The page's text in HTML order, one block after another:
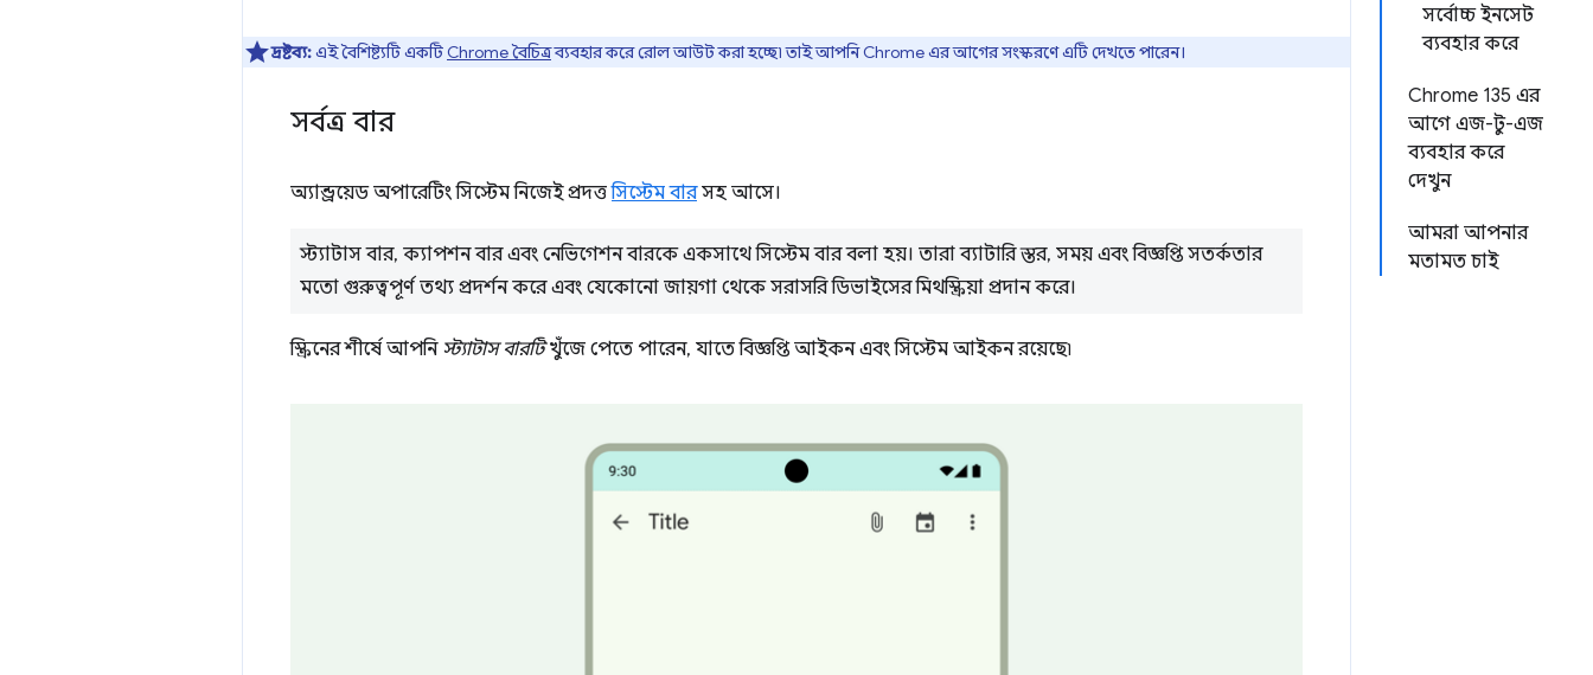
সর্বোচ্চ ইনসেট
ব্যবহার করে
Chrome 135 এর
আগে এজ-টু-এজ
ব্যবহার করে
দেখুন
আমরা আপনার
মতামত চাই
দ্রষ্টব্য:এই বৈশিষ্ট্যটি একটি Chrome বৈচিত্রব্যবহার করে রোল আউট করা হচ্ছে৷ তাই আপনি Chrome এর আগের সংস্করণে এটি দেখতে পারেন।
সর্বত্র বার
অ্যান্ড্রয়েড অপারেটিং সিস্টেম নিজেই প্রদত্তসিস্টেম বারসহ আসে।
স্ট্যাটাস বার, ক্যাপশন বার এবং নেভিগেশন বারকে একসাথে সিস্টেম বার বলা হয়। তারা ব্যাটারি স্তর, সময় এবং বিজ্ঞপ্তি সতর্কতার
মতো গুরুত্বপূর্ণ তথ্য প্রদর্শন করে এবং যেকোনো জায়গা থেকে সরাসরি ডিভাইসের মিথস্ক্রিয়া প্রদান করে।
স্ক্রিনের শীর্ষে আপনি স্ট্যাটাস বারটিখুঁজে পেতে পারেন, যাতে বিজ্ঞপ্তি আইকন এবং সিস্টেম আইকন রয়েছে৷